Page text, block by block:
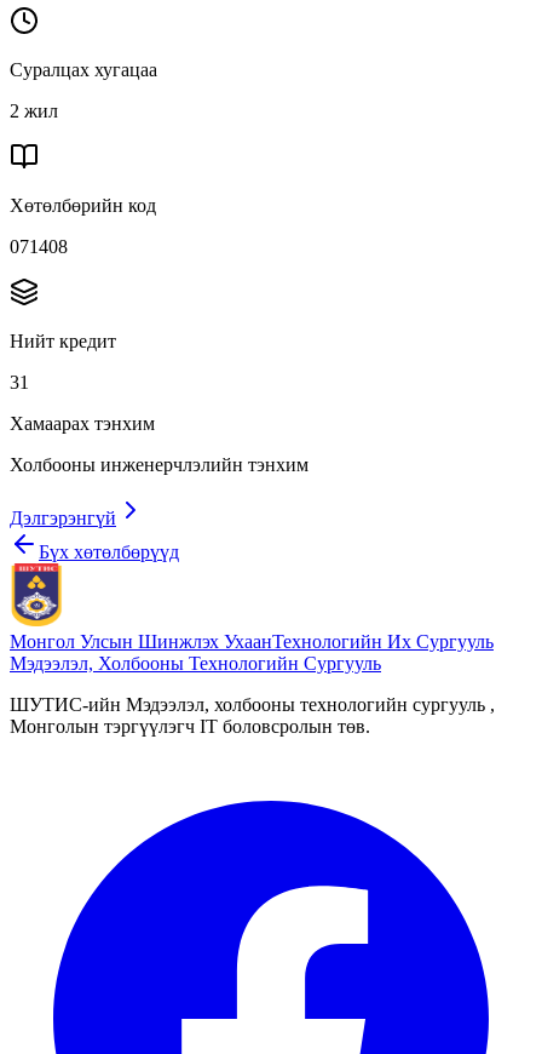
Суралцах хугацаа
2 жил
Хөтөлбөрийн код
071408
Нийт кредит
31
Хамаарах тэнхим
Холбооны инженерчлэлийн тэнхим
Дэлгэрэнгүй
Бүх хөтөлбөрүүд
Монгол Улсын Шинжлэх УхаанТехнологийн Их Сургууль
Мэдээлэл, Холбооны Технологийн Сургууль
ШУТИС-ийн Мэдээлэл, холбооны технологийн сургууль ,
Монголын тэргүүлэгч IT боловсролын төв.